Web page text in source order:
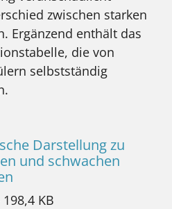
zwischen starken
Ergänzend enthält das
die von
selbstständig
Darstellung zu
und schwachen
198,4 KB